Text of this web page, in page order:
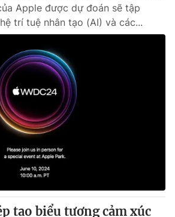
Apple được dự đoán sẽ tập
trí tuệ nhân tạo (AI) và các...
tạo biểu tượng cảm xúc